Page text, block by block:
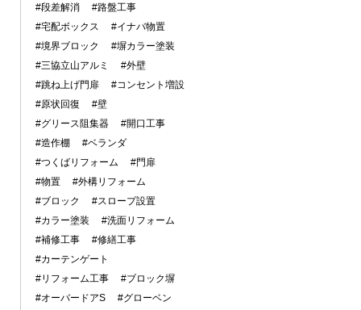
#段差解消
#路盤工事
#宅配ボックス
#イナバ物置
#境界ブロック
#塀カラー塗装
#三協立山アルミ
#外壁
#跳ね上げ門扉
#コンセント増設
#原状回復
#壁
#グリース阻集器
#開口工事
#造作棚
#ベランダ
#つくばリフォーム
#門扉
#物置
#外構リフォーム
#ブロック
#スロープ設置
#カラー塗装
#洗面リフォーム
#補修工事
#修繕工事
#カーテンゲート
#リフォーム工事
#ブロック塀
#オーバードアS
#グローベン